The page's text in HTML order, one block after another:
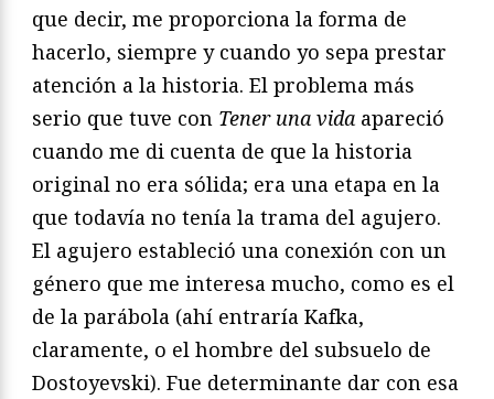
que decir, me proporciona la forma de
hacerlo, siempre y cuando yo sepa prestar
atención a la historia. El problema más
serio que tuve con Tener una vida apareció
cuando me di cuenta de que la historia
original no era sólida; era una etapa en la
que todavía no tenía la trama del agujero.
El agujero estableció una conexión con un
género que me interesa mucho, como es el
de la parábola (ahí entraría Kafka,
claramente, o el hombre del subsuelo de
Dostoyevski). Fue determinante dar con esa